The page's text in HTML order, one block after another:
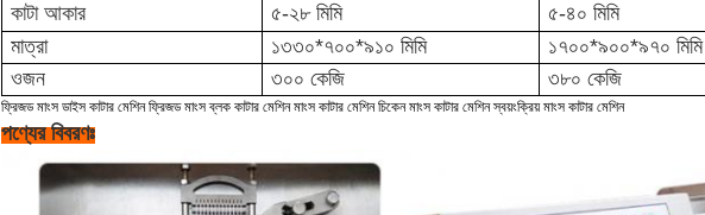
কাটা আকার
৫-২৮ মিমি
৫-৪০ মিমি
মাত্রা
১৩৩০*৭০০*৯১০ মিমি
১৭০০*৯০০*৯৭০ মিমি
ওজন
৩০০ কেজি ৩৮০ কেজি
ফ্রিজড মাংস ডাইস কাটার মেশিন ফ্রিজড মাংস ব্লক কাটার মেশিন মাংস কাটার মেশিন চিকেন মাংস কাটার মেশিন স্বয়ংক্রিয় মাংস কাটার মেশিন
পণ্যের বিবরণঃ